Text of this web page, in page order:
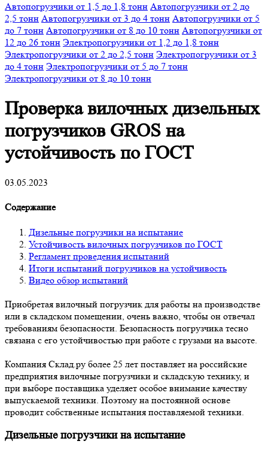
Автопогрузчики от 1,5 до 1,8 тонн Автопогрузчики от 2 до
2,5 тонн Автопогрузчики от 3 до 4 тонн Автопогрузчики от 5
до 7 тонн Автопогрузчики от 8 до 10 тонн Автопогрузчики от
12 до 26 тонн Электропогрузчики от 1,2 до 1,8 тонн
Электропогрузчики от 2 до 2,5 тонн Электропогрузчики от 3
до 4 тонн Электропогрузчики от 5 до 7 тонн
Электропогрузчики от 8 до 10 тонн
Проверка вилочных дизельных
погрузчиков GROS на
устойчивость по ГОСТ
03.05.2023
Содержание
Дизельные погрузчики на испытание
Устойчивость вилочных погрузчиков по ГОСТ
Регламент проведения испытаний
Итоги испытаний погрузчиков на устойчивость
Видео обзор испытаний
Приобретая вилочный погрузчик для работы на производстве
или в складском помещении, очень важно, чтобы он отвечал
требованиям безопасности. Безопасность погрузчика тесно
связана с его устойчивостью при работе с грузами на высоте.
Компания Склад.ру более 25 лет поставляет на российские
предприятия вилочные погрузчики и складскую технику, и
при выборе поставщика уделяет особое внимание качеству
выпускаемой техники. Поэтому на постоянной основе
проводит собственные испытания поставляемой техники.
Дизельные погрузчики на испытание